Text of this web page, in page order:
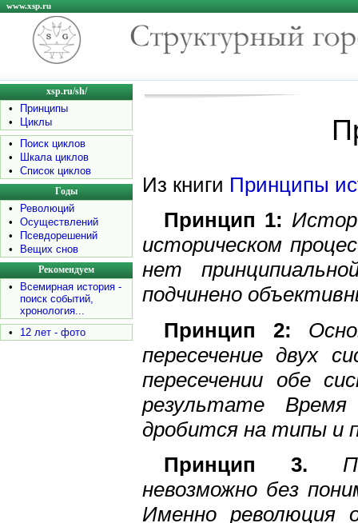
www.xsp.ru
xsp.ru/sh/
•
Принципы
•
Циклы
•
Поиск циклов
•
Шкала циклов
•
Список циклов
Годы
•
Революций
•
Осуществлений
•
Псевдорешений
•
Вещих снов
Рекомендуем
•
Всемирная история -
поиск событий,
хронология...
•
12 лет - фото
Из книги Принципы
Принцип 1:
историческом
нет
подчинено
Принцип 2:
пересечение двух
пересечении обе
результате
дробится на типы и
Принцип 3.
невозможно без
Именно революция